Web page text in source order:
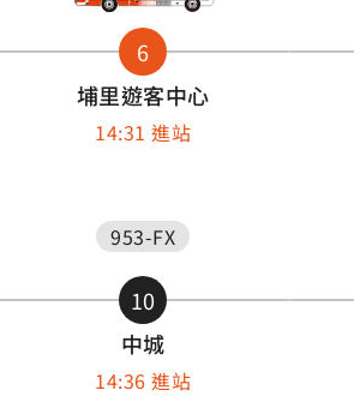
6
埔里遊客中心
14:31 進站
953-FX
10
中城
14:36 進站